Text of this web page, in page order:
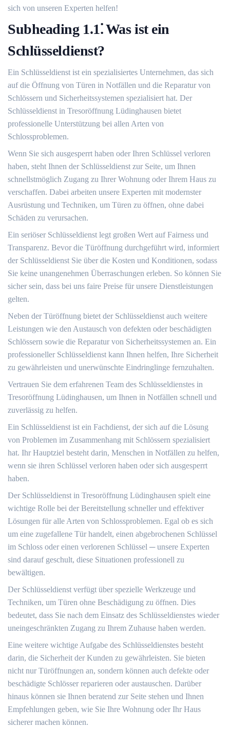
sich von unseren Experten helfen!​
Subheading 1.​1⁚ Was ist ein
Schlüsseldienst?​
Ein Schlüsseldienst ist ein spezialisiertes Unternehmen, das sich
auf die Öffnung von Türen in Notfällen und die Reparatur von
Schlössern und Sicherheitssystemen spezialisiert hat.​ Der
Schlüsseldienst in Tresoröffnung Lüdinghausen bietet
professionelle Unterstützung bei allen Arten von
Schlossproblemen.​
Wenn Sie sich ausgesperrt haben oder Ihren Schlüssel verloren
haben, steht Ihnen der Schlüsseldienst zur Seite, um Ihnen
schnellstmöglich Zugang zu Ihrer Wohnung oder Ihrem Haus zu
verschaffen.​ Dabei arbeiten unsere Experten mit modernster
Ausrüstung und Techniken, um Türen zu öffnen, ohne dabei
Schäden zu verursachen.​
Ein seriöser Schlüsseldienst legt großen Wert auf Fairness und
Transparenz.​ Bevor die Türöffnung durchgeführt wird, informiert
der Schlüsseldienst Sie über die Kosten und Konditionen, sodass
Sie keine unangenehmen Überraschungen erleben. So können Sie
sicher sein, dass bei uns faire Preise für unsere Dienstleistungen
gelten.​
Neben der Türöffnung bietet der Schlüsseldienst auch weitere
Leistungen wie den Austausch von defekten oder beschädigten
Schlössern sowie die Reparatur von Sicherheitssystemen an.​ Ein
professioneller Schlüsseldienst kann Ihnen helfen, Ihre Sicherheit
zu gewährleisten und unerwünschte Eindringlinge fernzuhalten.​
Vertrauen Sie dem erfahrenen Team des Schlüsseldienstes in
Tresoröffnung Lüdinghausen, um Ihnen in Notfällen schnell und
zuverlässig zu helfen.​
Ein Schlüsseldienst ist ein Fachdienst, der sich auf die Lösung
von Problemen im Zusammenhang mit Schlössern spezialisiert
hat.​ Ihr Hauptziel besteht darin, Menschen in Notfällen zu helfen,
wenn sie ihren Schlüssel verloren haben oder sich ausgesperrt
haben.​
Der Schlüsseldienst in Tresoröffnung Lüdinghausen spielt eine
wichtige Rolle bei der Bereitstellung schneller und effektiver
Lösungen für alle Arten von Schlossproblemen.​ Egal ob es sich
um eine zugefallene Tür handelt, einen abgebrochenen Schlüssel
im Schloss oder einen verlorenen Schlüssel ─ unsere Experten
sind darauf geschult, diese Situationen professionell zu
bewältigen.​
Der Schlüsseldienst verfügt über spezielle Werkzeuge und
Techniken, um Türen ohne Beschädigung zu öffnen.​ Dies
bedeutet, dass Sie nach dem Einsatz des Schlüsseldienstes wieder
uneingeschränkten Zugang zu Ihrem Zuhause haben werden.​
Eine weitere wichtige Aufgabe des Schlüsseldienstes besteht
darin, die Sicherheit der Kunden zu gewährleisten.​ Sie bieten
nicht nur Türöffnungen an, sondern können auch defekte oder
beschädigte Schlösser reparieren oder austauschen.​ Darüber
hinaus können sie Ihnen beratend zur Seite stehen und Ihnen
Empfehlungen geben, wie Sie Ihre Wohnung oder Ihr Haus
sicherer machen können.​